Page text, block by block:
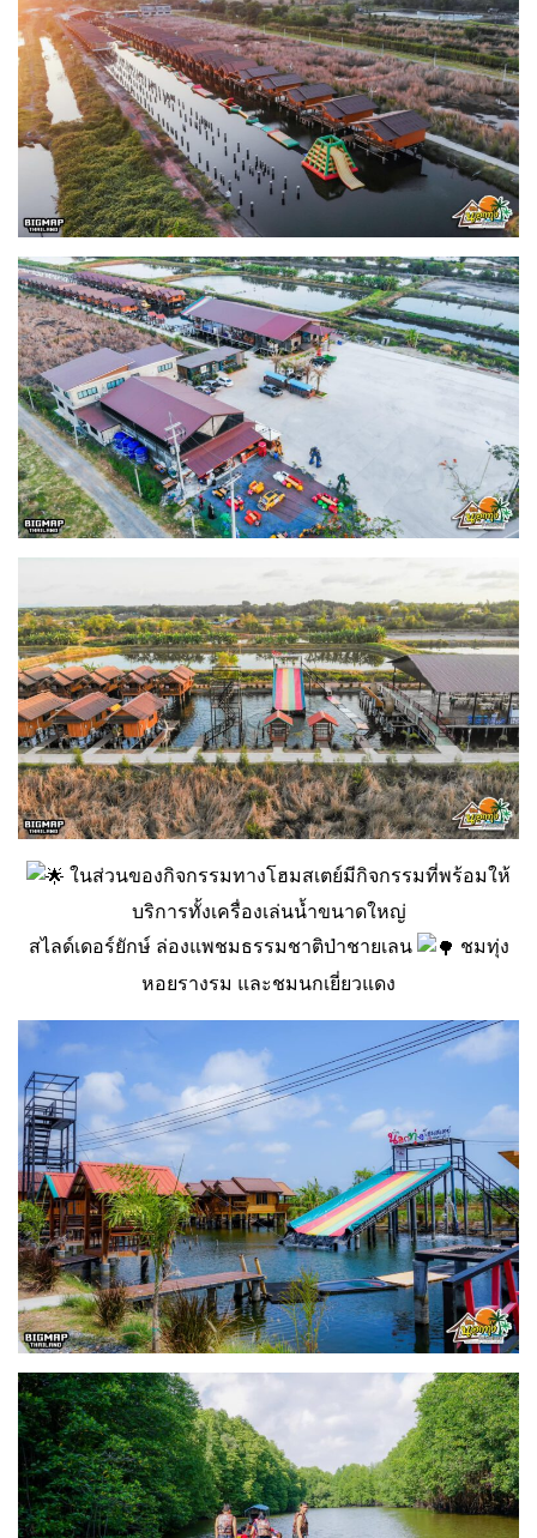
ในส่วนของกิจกรรมทางโฮมสเตย์มีกิจกรรมที่พร้อมให้
บริการทั้งเครื่องเล่นน้ำขนาดใหญ่
สไลด์เดอร์ยักษ์ ล่องแพชมธรรมชาติป่าชายเลน
ชมทุ่ง
หอยรางรม และชมนกเยี่ยวแดง